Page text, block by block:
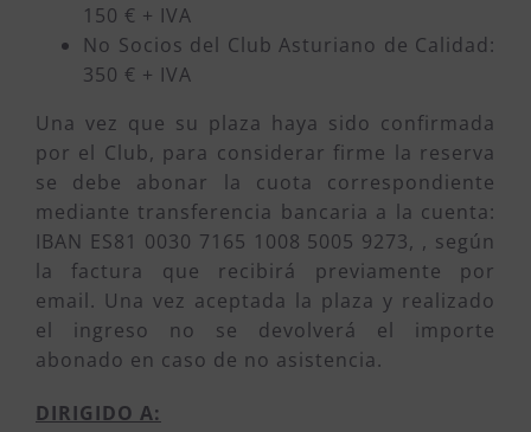
150 € + IVA
No Socios del Club Asturiano de Calidad:
350 € + IVA
Una vez que su plaza haya sido confirmada
por el Club, para considerar firme la reserva
se debe abonar la cuota correspondiente
mediante transferencia bancaria a la cuenta:
IBAN ES81 0030 7165 1008 5005 9273, , según
la factura que recibirá previamente por
email. Una vez aceptada la plaza y realizado
el ingreso no se devolverá el importe
abonado en caso de no asistencia.
DIRIGIDO A: